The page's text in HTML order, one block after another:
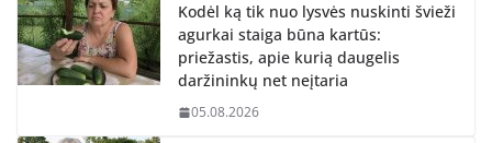
Kodėl ką tik nuo lysvės nuskinti švieži
agurkai staiga būna kartūs:
priežastis, apie kurią daugelis
daržininkų net neįtaria
05.08.2026